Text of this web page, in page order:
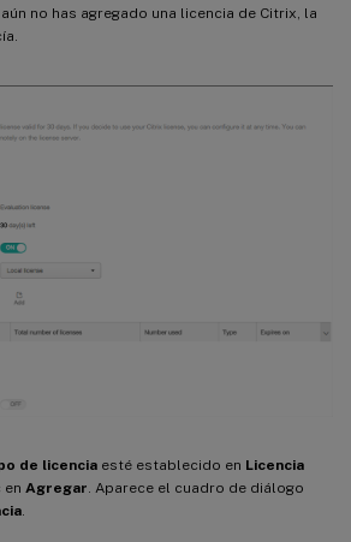
no has agregado una licencia de Citrix, la
de licencia esté establecido en Licencia
en Agregar . Aparece el cuadro de diálogo